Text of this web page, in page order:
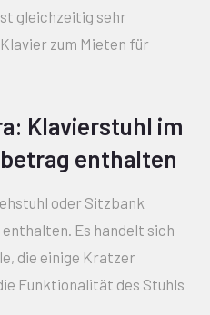
gleichzeitig sehr
zum Mieten für
Klavierstuhl im
enthalten
oder Sitzbank
Es handelt sich
die einige Kratzer
Funktionalität des Stuhls